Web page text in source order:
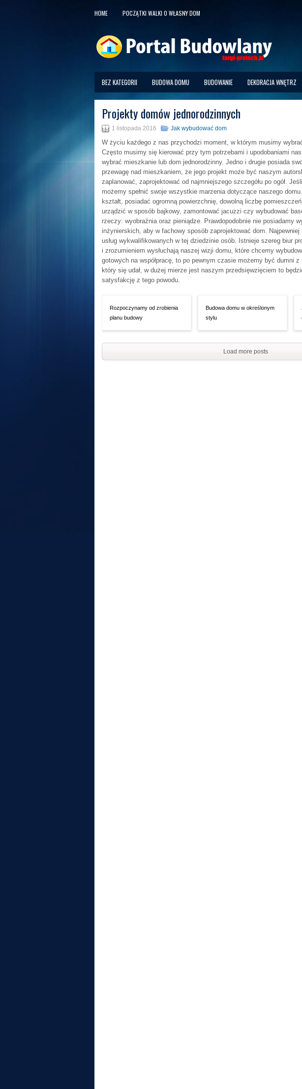
HOME POCZĄTKI WALKI O WŁASNY DOM
BEZ KATEGORII BUDOWA DOMU BUDOWANIE DEKORACJA WNĘTRZ
Projekty domów jednorodzinnych
1 listopada 2016 Jak wybudować dom
W życiu każdego z nas przychodzi moment, w którym musimy
Często musimy się kierować przy tym potrzebami i upodobaniami
wybrać mieszkanie lub dom jednorodzinny. Jedno i drugie posiada
przewagę nad mieszkaniem, że jego projekt może być naszym
zaplanować, zaprojektować od najmniejszego szczegółu po ogół.
możemy spełnić swoje wszystkie marzenia dotyczące naszego
kształt, posiadać ogromną powierzchnię, dowolną liczbę
urządzić w sposób bajkowy, zamontować jacuzzi czy wybudować
rzeczy: wyobraźnia oraz pieniądze. Prawdopodobnie nie posiadamy
inżynierskich, aby w fachowy sposób zaprojektować dom.
usług wykwalifikowanych w tej dziedzinie osób. Istnieje szereg biur
i zrozumieniem wysłuchają naszej wizji domu, które chcemy
gotowych na współpracę, to po pewnym czasie możemy być dumni
który się udał, w dużej mierze jest naszym przedsięwzięciem to
satysfakcję z tego powodu.
Rozpoczynamy od zrobienia
planu budowy
Budowa domu w określonym
stylu
Load more posts